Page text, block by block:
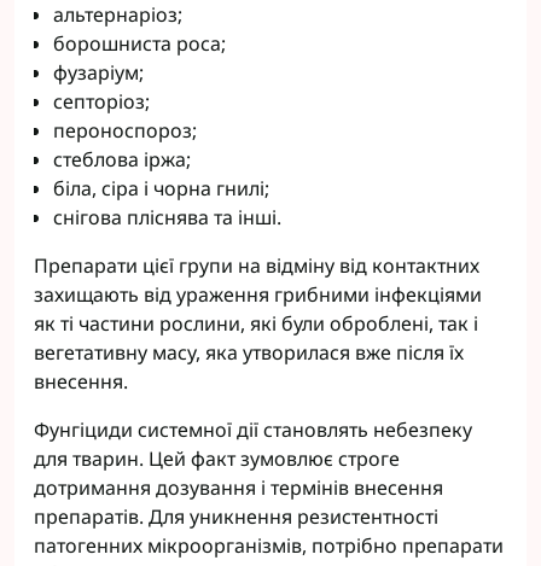
альтернаріоз;
борошниста роса;
фузаріум;
септоріоз;
пероноспороз;
стеблова іржа;
біла, сіра і чорна гнилі;
снігова пліснява та інші.
Препарати цієї групи на відміну від контактних
захищають від ураження грибними інфекціями
як ті частини рослини, які були оброблені, так і
вегетативну масу, яка утворилася вже після їх
внесення.
Фунгіциди системної дії становлять небезпеку
для тварин. Цей факт зумовлює строге
дотримання дозування і термінів внесення
препаратів. Для уникнення резистентності
патогенних мікроорганізмів, потрібно препарати